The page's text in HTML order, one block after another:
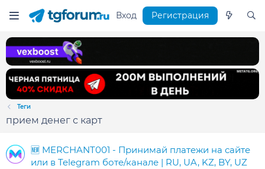
Вход Регистрация
Теги
прием денег с карт
🆕 MERCHANT001 - Принимай платежи на сайте
или в Telegram боте/канале | RU, UA, KZ, BY, UZ